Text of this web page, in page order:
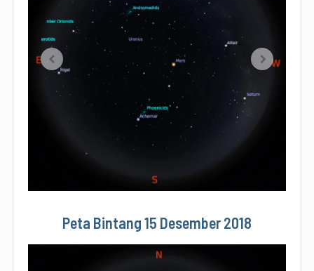
Peta Bintang 15 Desember 2018